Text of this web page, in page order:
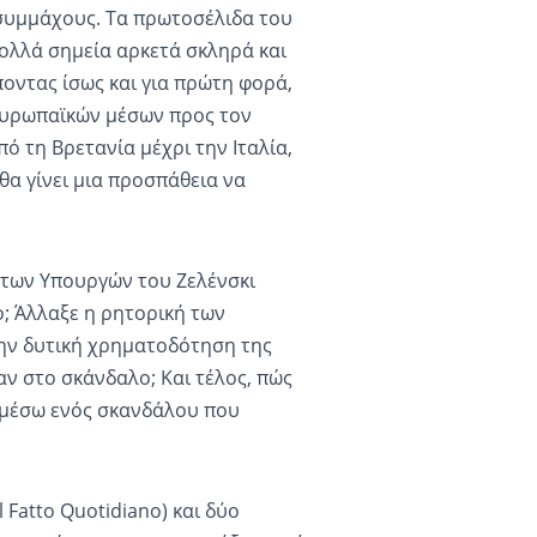
Τα πρωτοσέλιδα του
σημεία αρκετά σκληρά και
ίσως και για πρώτη φορά,
μέσων προς τον
Βρετανία μέχρι την Ιταλία,
γίνει μια προσπάθεια να
Υπουργών του Ζελένσκι
Άλλαξε η ρητορική των
δυτική χρηματοδότηση της
στο σκάνδαλο; Και τέλος, πώς
ενός σκανδάλου που
Fatto Quotidiano) και δύο